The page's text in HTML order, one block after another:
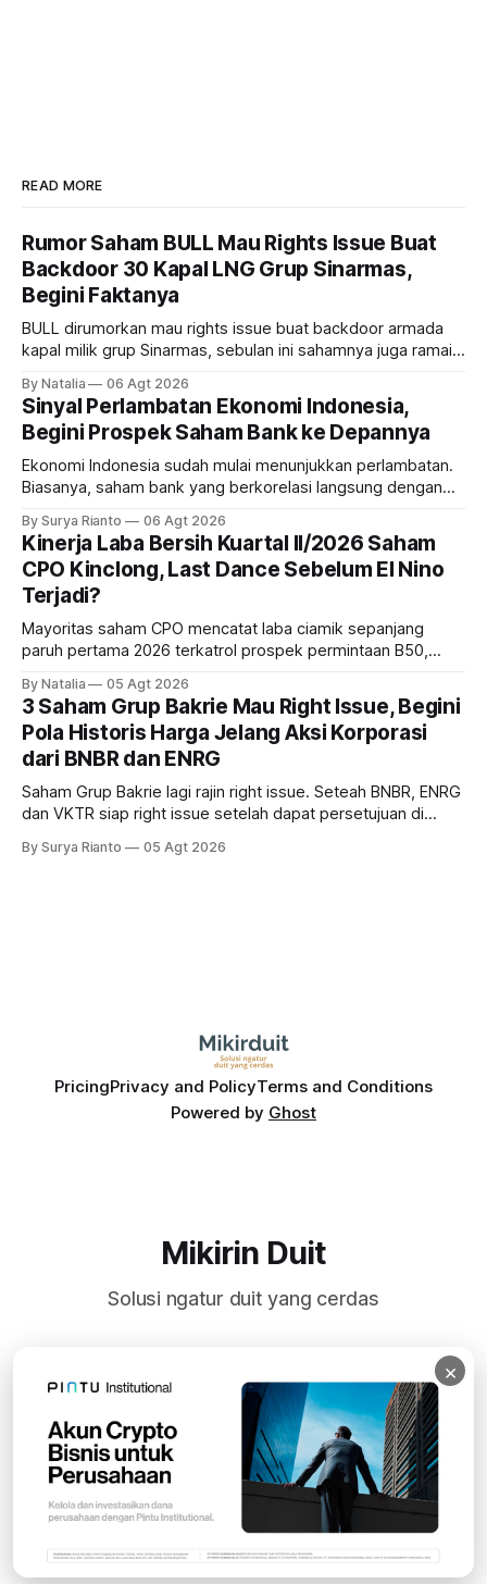
READ MORE
Rumor Saham BULL Mau Rights Issue Buat
Backdoor 30 Kapal LNG Grup Sinarmas,
Begini Faktanya
BULL dirumorkan mau rights issue buat backdoor armada
kapal milik grup Sinarmas, sebulan ini sahamnya juga ramai
masih menarik dilirik?
By Natalia 06 Agt 2026
Sinyal Perlambatan Ekonomi Indonesia,
Begini Prospek Saham Bank ke Depannya
Ekonomi Indonesia sudah mulai menunjukkan perlambatan.
Biasanya, saham bank yang berkorelasi langsung dengan
bank ke depannya?
By Surya Rianto 06 Agt 2026
Kinerja Laba Bersih Kuartal II/2026 Saham
CPO Kinclong, Last Dance Sebelum El Nino
Terjadi?
Mayoritas saham CPO mencatat laba ciamik sepanjang
paruh pertama 2026 terkatrol prospek permintaan B50,
diprediksi semakin terlihat mendekati 2027. Kira-kira gimana
prospeknya? apakah masih menarik dilirik sektor ini?
By Natalia 05 Agt 2026
3 Saham Grup Bakrie Mau Right Issue, Begini
Pola Historis Harga Jelang Aksi Korporasi
dari BNBR dan ENRG
Saham Grup Bakrie lagi rajin right issue. Seteah BNBR, ENRG
dan VKTR siap right issue setelah dapat persetujuan di
pola saham Grup Bakrie jelang right issue
By Surya Rianto 05 Agt 2026
PricingPrivacy and PolicyTerms and Conditions
Powered by Ghost
Mikirin Duit
Solusi ngatur duit yang cerdas
Subscribe
×